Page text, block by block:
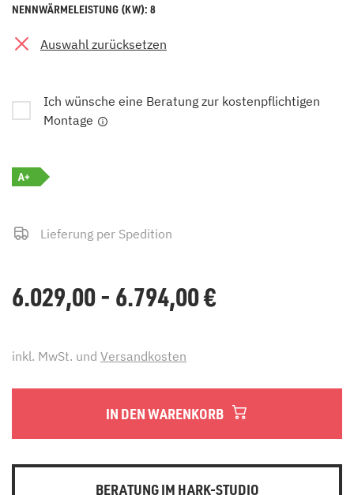
NENNWÄRMELEISTUNG (KW): 8
Auswahl zurücksetzen
Ich wünsche eine Beratung zur kostenpflichtigen
Montage
A+
Lieferung per Spedition
6.029,00 - 6.794,00€
inkl. MwSt. und Versandkosten
IN DEN WARENKORB
BERATUNG IM HARK-STUDIO